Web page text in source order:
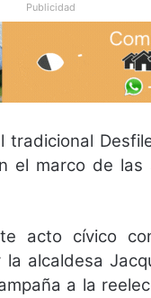
Publicidad
el marco de las
acto cívico
alcaldesa
a la